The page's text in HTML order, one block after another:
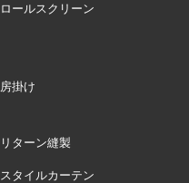
ロールスクリーン
房掛け
リターン縫製
スタイルカーテン